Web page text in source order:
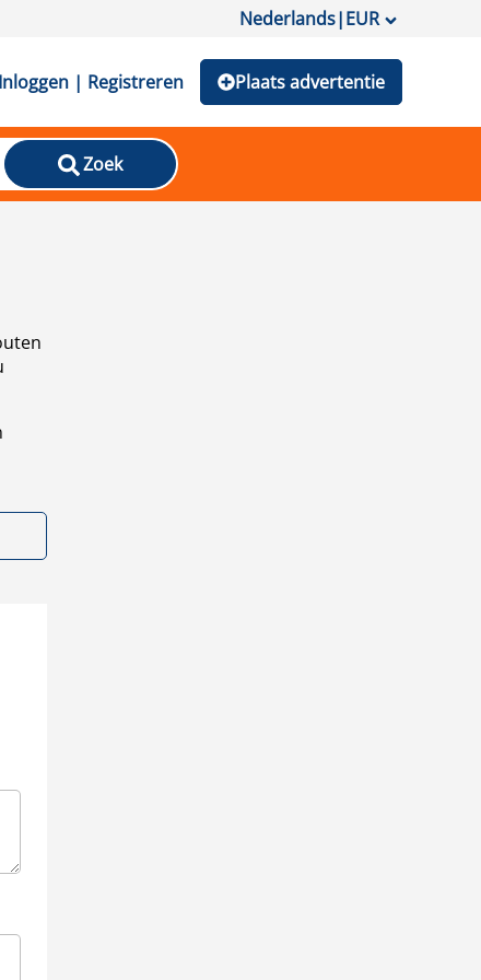
Nederlands|EUR
Inloggen | Registreren Plaats advertentie
Zoek